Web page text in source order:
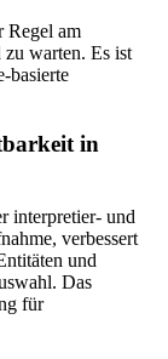
Regel am
zu warten. Es ist
in
interpretier‑ und
verbessert
und
Das
für